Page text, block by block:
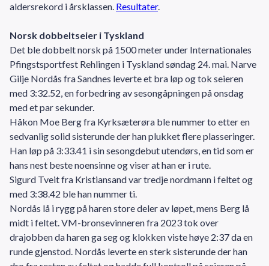
aldersrekord i årsklassen. Resultater.
Norsk dobbeltseier i Tyskland
Det ble dobbelt norsk på 1500 meter under Internationales
Pfingstsportfest Rehlingen i Tyskland søndag 24. mai. Narve
Gilje Nordås fra Sandnes leverte et bra løp og tok seieren
med 3:32.52, en forbedring av sesongåpningen på onsdag
med et par sekunder.
Håkon Moe Berg fra Kyrksæterøra ble nummer to etter en
sedvanlig solid sisterunde der han plukket flere plasseringer.
Han løp på 3:33.41 i sin sesongdebut utendørs, en tid som er
hans nest beste noensinne og viser at han er i rute.
Sigurd Tveit fra Kristiansand var tredje nordmann i feltet og
med 3:38.42 ble han nummer ti.
Nordås lå i rygg på haren store deler av løpet, mens Berg lå
midt i feltet. VM-bronsevinneren fra 2023 tok over
drajobben da haren ga seg og klokken viste høye 2:37 da en
runde gjenstod. Nordås leverte en sterk sisterunde der han